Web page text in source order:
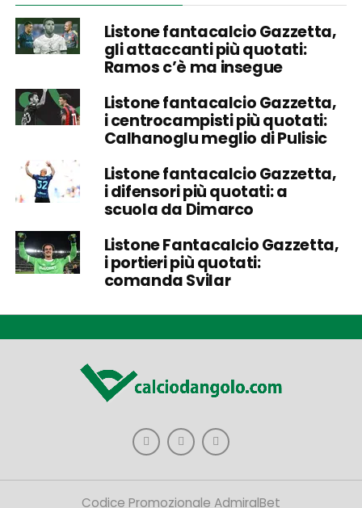
Listone fantacalcio Gazzetta,
gli attaccanti più quotati:
Ramos c’è ma insegue
Listone fantacalcio Gazzetta,
i centrocampisti più quotati:
Calhanoglu meglio di Pulisic
Listone fantacalcio Gazzetta,
i difensori più quotati: a
scuola da Dimarco
Listone Fantacalcio Gazzetta,
i portieri più quotati:
comanda Svilar
Codice Promozionale AdmiralBet